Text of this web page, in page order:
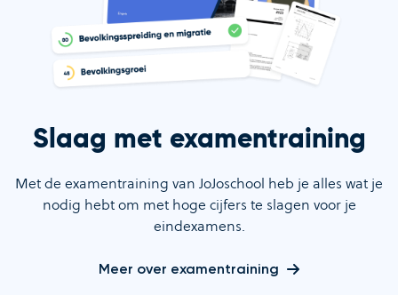
Slaag met examentraining
Met de examentraining van JoJoschool heb je alles wat je
nodig hebt om met hoge cijfers te slagen voor je
eindexamens.
Meer over examentraining